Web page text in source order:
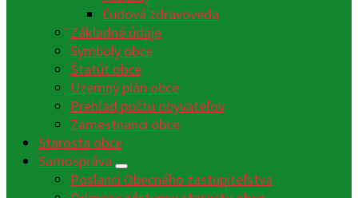
Ľudová zdravoveda
Základné údaje
Symboly obce
Štatút obce
Územný plán obce
Prehľad počtu obyvateľov
Zamestnanci obce
Starosta obce
Samospráva
Poslanci Obecného zastupiteľstva